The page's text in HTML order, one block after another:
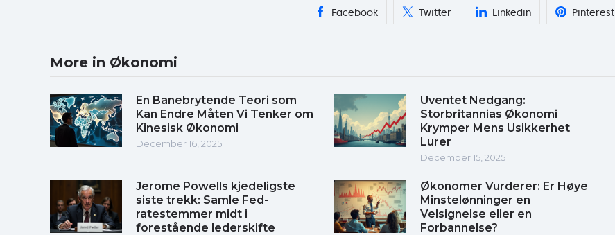
Facebook Twitter Linkedin Pinterest
More in Økonomi
En Banebrytende Teori som
Kan Endre Måten Vi Tenker om
Kinesisk Økonomi
December 16, 2025
Uventet Nedgang:
Storbritannias Økonomi
Krymper Mens Usikkerhet
Lurer
December 15, 2025
Jerome Powells kjedeligste
siste trekk: Samle Fed-
ratestemmer midt i
forestående lederskifte
Økonomer Vurderer: Er Høye
Minstelønninger en
Velsignelse eller en
Forbannelse?